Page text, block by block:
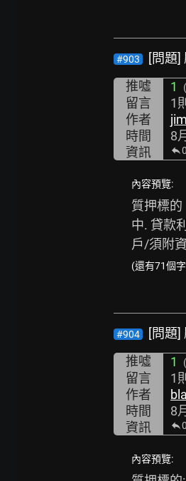
#903
[問題]
推噓
1
留言 1
作者
時間 8
資訊 0
內容預覽:
質押標的
中. 貸款
戶/須附
(還有71個
#904
[問題]
推噓
1
留言 1
作者
時間 8
資訊 0
內容預覽: